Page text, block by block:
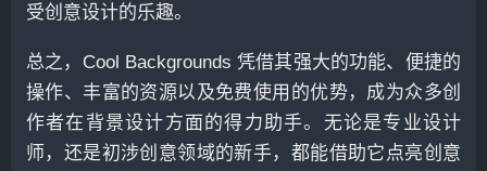
受创意设计的乐趣。
总之，Cool Backgrounds 凭借其强大的功能、便捷的
操作、丰富的资源以及免费使用的优势，成为众多创
作者在背景设计方面的得力助手。无论是专业设计
师，还是初涉创意领域的新手，都能借助它点亮创意